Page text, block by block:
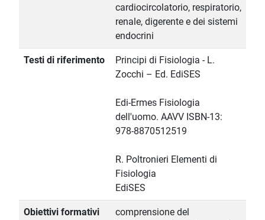
cardiocircolatorio, respiratorio,
renale, digerente e dei sistemi
endocrini
Testi di riferimento
Principi di Fisiologia - L.
Zocchi – Ed. EdiSES
Edi-Ermes Fisiologia
dell'uomo. AAVV ISBN-13:
978-8870512519
R. Poltronieri Elementi di
Fisiologia
EdiSES
Obiettivi formativi
comprensione del